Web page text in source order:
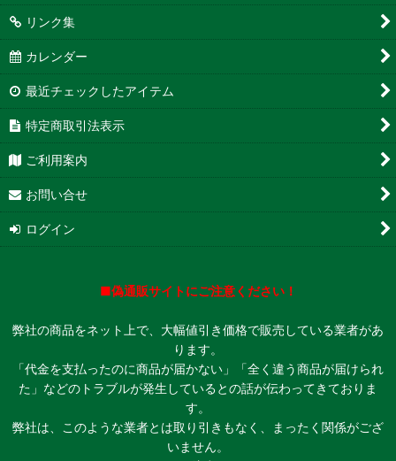
リンク集
カレンダー
最近チェックしたアイテム
特定商取引法表示
ご利用案内
お問い合せ
ログイン
■偽通販サイトにご注意ください！
弊社の商品をネット上で、大幅値引き価格で販売している業者があ
ります。
「代金を支払ったのに商品が届かない」「全く違う商品が届けられ
た」などのトラブルが発生しているとの話が伝わってきておりま
す。
弊社は、このような業者とは取り引きもなく、まったく関係がござ
いません。